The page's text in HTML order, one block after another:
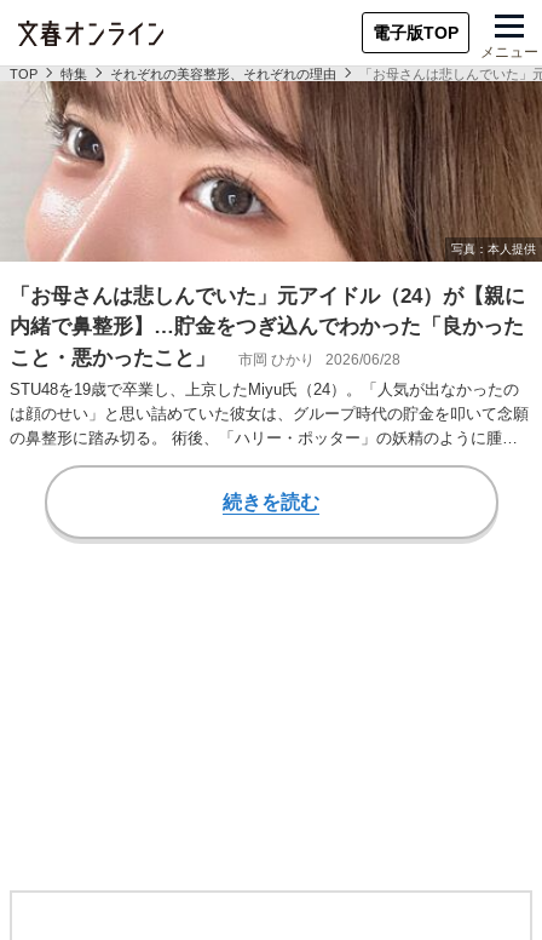
電子版TOP
メニュー
TOP 特集 それぞれの美容整形、それぞれの理由 「お母さんは悲しんでいた
「お母さんは悲しんでいた」元アイドル（24）が【親に
内緒で鼻整形】…貯金をつぎ込んでわかった「良かった
こと・悪かったこと」
市岡 ひかり 2026/06/28
STU48を19歳で卒業し、上京したMiyu氏（24）。「人気が出なかったの
は顔のせい」と思い詰めていた彼女は、グループ時代の貯金を叩いて念願
の鼻整形に踏み切る。 術後、「ハリー・ポッター」の妖精のように腫れ
上がっ…
続きを読む